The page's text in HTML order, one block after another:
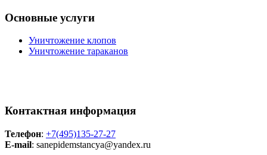
Основные услуги
Уничтожение клопов
Уничтожение тараканов
Контактная информация
Телефон: +7(495)135-27-27
E-mail: sanepidemstancya@yandex.ru